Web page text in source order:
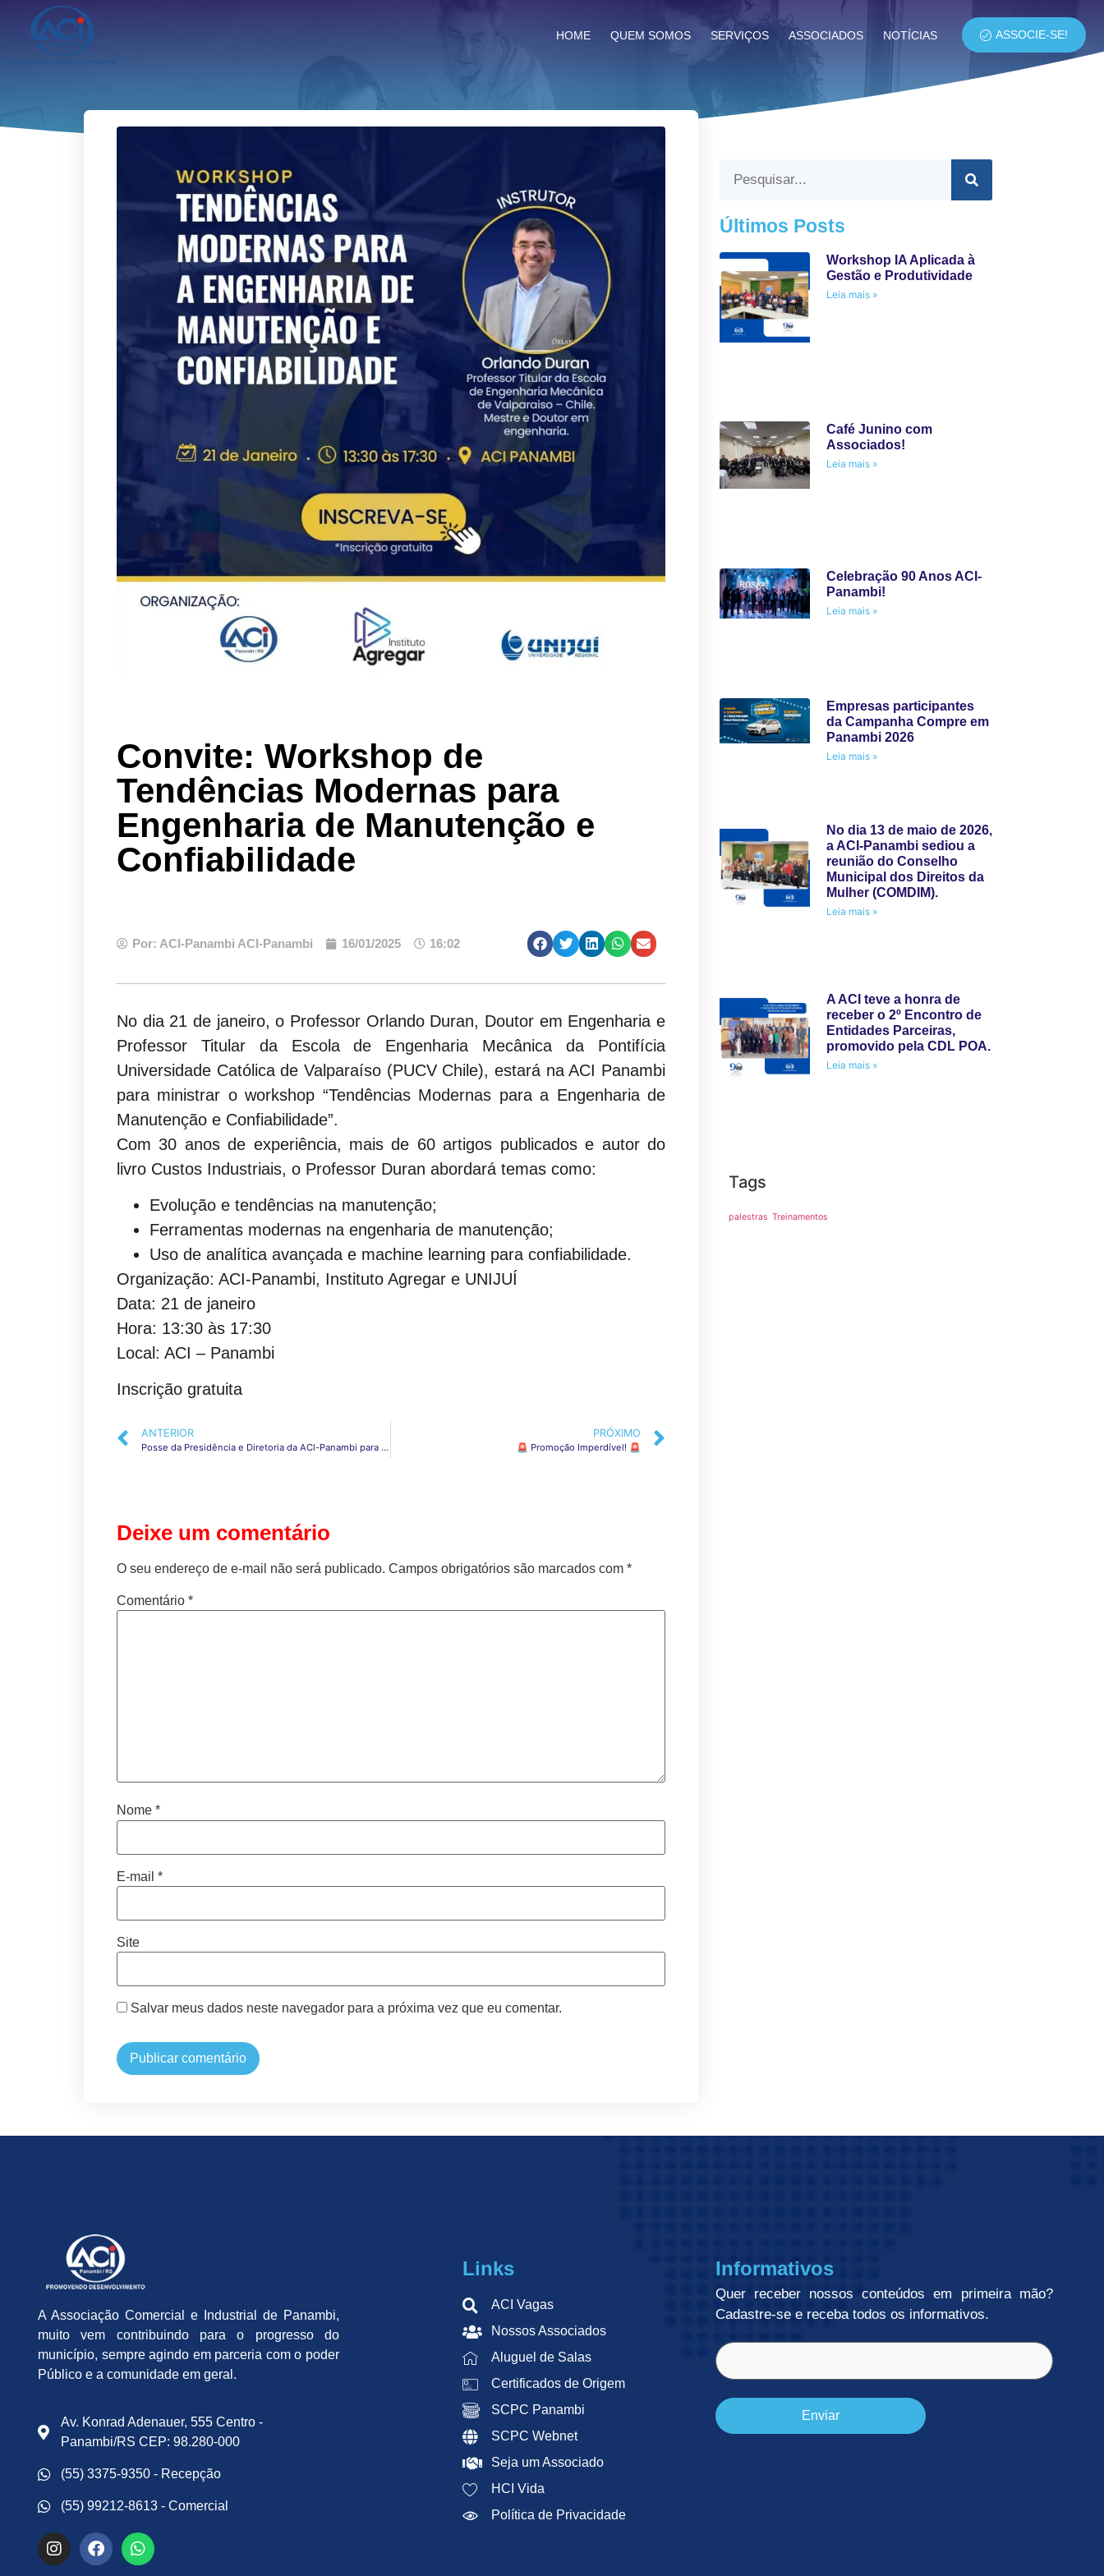
HOME QUEM SOMOS SERVIÇOS ASSOCIADOS NOTÍCIAS ASSOCIE-SE!
Convite: Workshop de
Tendências Modernas para
Engenharia de Manutenção e
Confiabilidade
Por: ACI-Panambi ACI-Panambi 16/01/2025 16:02
No dia 21 de janeiro, o Professor Orlando Duran, Doutor em Engenharia e
Professor Titular da Escola de Engenharia Mecânica da Pontifícia
Universidade Católica de Valparaíso (PUCV Chile), estará na ACI Panambi
para ministrar o workshop “Tendências Modernas para a Engenharia de
Manutenção e Confiabilidade”.
Com 30 anos de experiência, mais de 60 artigos publicados e autor do
livro Custos Industriais, o Professor Duran abordará temas como:
Evolução e tendências na manutenção;
Ferramentas modernas na engenharia de manutenção;
Uso de analítica avançada e machine learning para confiabilidade.
Organização: ACI-Panambi, Instituto Agregar e UNIJUÍ
Data: 21 de janeiro
Hora: 13:30 às 17:30
Local: ACI – Panambi
Inscrição gratuita
ANTERIOR
Posse da Presidência e Diretoria da ACl-Panambi para a Gestão 2025!
PRÓXIMO
🚨 Promoção Imperdível! 🚨
Deixe um comentário
O seu endereço de e-mail não será publicado. Campos obrigatórios são marcados com *
Comentário *
Nome *
E-mail *
Site
Salvar meus dados neste navegador para a próxima vez que eu comentar.
Últimos Posts
Workshop IA Aplicada à
Gestão e Produtividade
Leia mais »
Café Junino com
Associados!
Leia mais »
Celebração 90 Anos ACI-
Panambi!
Leia mais »
Empresas participantes
da Campanha Compre em
Panambi 2026
Leia mais »
No dia 13 de maio de 2026,
a ACI-Panambi sediou a
reunião do Conselho
Municipal dos Direitos da
Mulher (COMDIM).
Leia mais »
A ACI teve a honra de
receber o 2º Encontro de
Entidades Parceiras,
promovido pela CDL POA.
Leia mais »
Tags
palestras Treinamentos
A Associação Comercial e Industrial de Panambi,
muito vem contribuindo para o progresso do
município, sempre agindo em parceria com o poder
Público e a comunidade em geral.
Av. Konrad Adenauer, 555 Centro -
Panambi/RS CEP: 98.280-000
(55) 3375-9350 - Recepção
(55) 99212-8613 - Comercial
Links
ACI Vagas
Nossos Associados
Aluguel de Salas
Certificados de Origem
SCPC Panambi
SCPC Webnet
Seja um Associado
HCI Vida
Política de Privacidade
Informativos
Quer receber nossos conteúdos em primeira mão?
Cadastre-se e receba todos os informativos.
E-
mail
(obrigatório)